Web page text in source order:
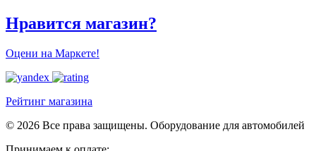
Нравится магазин?
Оцени на Маркете!
Рейтинг магазина
© 2026 Все права защищены. Оборудование для автомобилей